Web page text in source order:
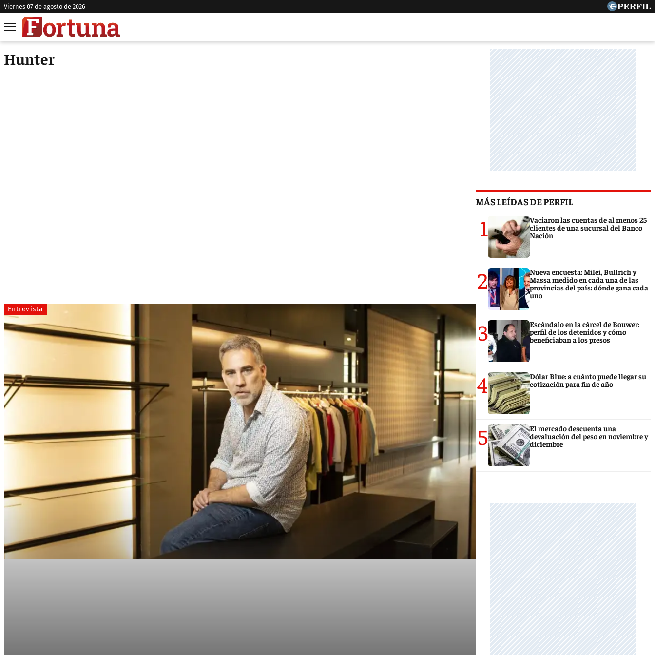
viernes 07 de agosto de 2026
Hunter
Entrevista
MÁS LEÍDAS DE PERFIL
1
Vaciaron las cuentas de al menos 25
clientes de una sucursal del Banco
Nación
2
Nueva encuesta: Milei, Bullrich y
Massa medido en cada una de las
provincias del país: dónde gana cada
uno
3
Escándalo en la cárcel de Bouwer:
perfil de los detenidos y cómo
beneficiaban a los presos
4
Dólar Blue: a cuánto puede llegar su
cotización para fin de año
5
El mercado descuenta una
devaluación del peso en noviembre y
diciembre